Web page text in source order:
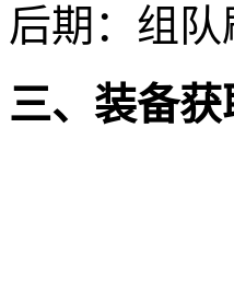
后期：组
三、装备获